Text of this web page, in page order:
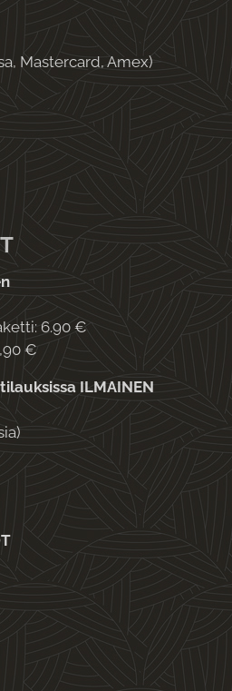
Mastercard, Amex)
6.90 €
€
ILMAINEN